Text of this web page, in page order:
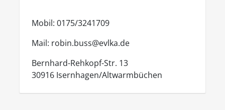
Mobil: 0175/3241709
Mail: robin.buss@evlka.de
Bernhard-Rehkopf-Str. 13
30916 Isernhagen/Altwarmbüchen